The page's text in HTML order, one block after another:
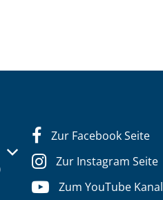
Schließzeiten auszublenden
Zur Facebook Seite
Zur Instagram Seite
Zum YouTube Kanal